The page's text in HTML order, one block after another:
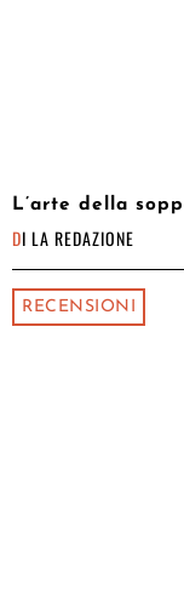
L’arte della
DI LA REDAZIONE
RECENSIONI